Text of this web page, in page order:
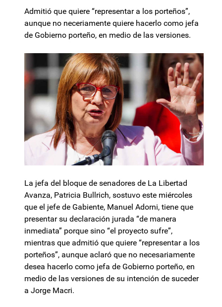
Admitió que quiere “representar a los porteños”,
aunque no neceriamente quiere hacerlo como jefa
de Gobierno porteño, en medio de las versiones.
La jefa del bloque de senadores de La Libertad
Avanza, Patricia Bullrich, sostuvo este miércoles
que el jefe de Gabiente, Manuel Adorni, tiene que
presentar su declaración jurada “de manera
inmediata” porque sino “el proyecto sufre”,
mientras que admitió que quiere “representar a los
porteños”, aunque aclaró que no necesariamente
desea hacerlo como jefa de Gobierno porteño, en
medio de las versiones de su intención de suceder
a Jorge Macri.